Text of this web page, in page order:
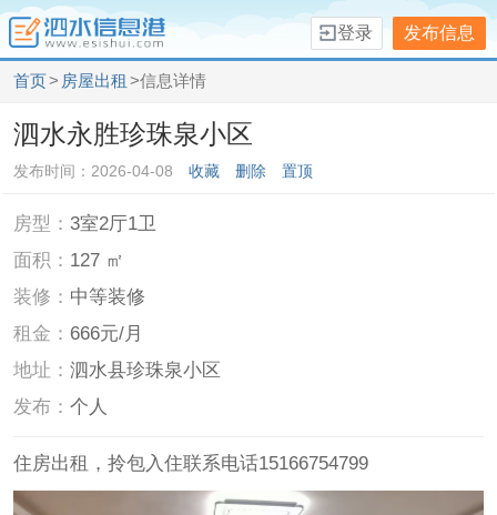
发布信息
登录
首页> 房屋出租 >信息详情
泗水永胜珍珠泉小区
发布时间：2026-04-08 收藏 删除 置顶
房型：3室2厅1卫
面积： 127 ㎡
装修： 中等装修
租金： 666元/月
地址：泗水县珍珠泉小区
发布：个人
住房出租，拎包入住联系电话15166754799